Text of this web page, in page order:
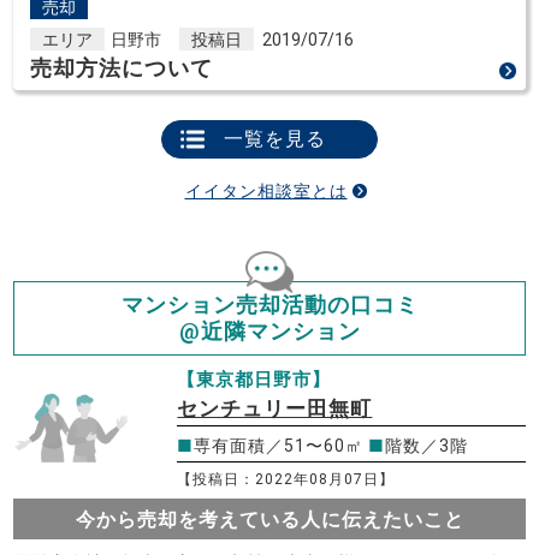
売却
エリア
日野市 投稿日 2019/07/16
売却方法について
一覧を見る
イイタン相談室とは
マンション売却活動の口コミ
@近隣マンション
【東京都日野市】
センチュリー田無町
■専有面積／51〜60㎡ ■階数／3階
【投稿日：2022年08月07日】
今から売却を考えている人に伝えたいこと